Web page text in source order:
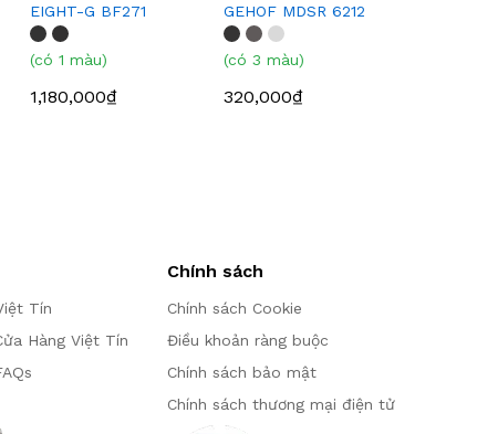
EIGHT-G BF271
(có 1 màu)
1,180,000₫
GEHOF MDSR 6212
(có 3 màu)
320,000₫
Tín
Hàng Việt Tín
Chính sách
Chính sách Cookie
Điều khoản ràng buộc
Chính sách bảo mật
Chính sách thương mại điện tử